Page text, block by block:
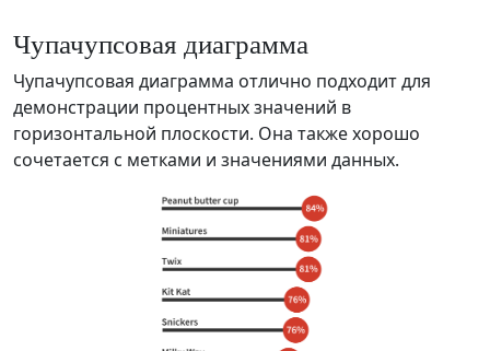
Чупачупсовая диаграмма
Чупачупсовая диаграмма отлично подходит для
демонстрации процентных значений в
горизонтальной плоскости. Она также хорошо
сочетается с метками и значениями данных.